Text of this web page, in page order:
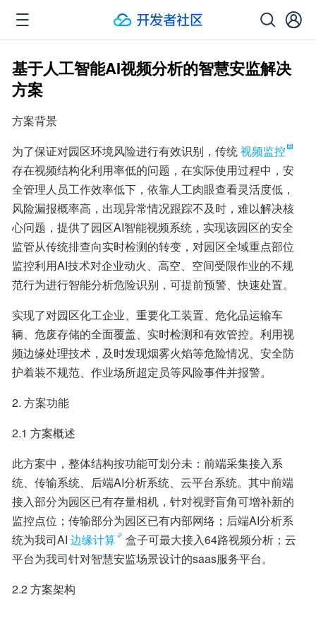
基于人工智能AI视频分析的智慧安监解决
方案
方案背景
为了保证对园区环境风险进行有效识别，传统视频监控
存在视频结构化利用率低的问题，在实际使用过程中，安
全管理人员工作效率低下，依靠人工肉眼查看灵活度低，
风险漏报概率高，出现异常情况跟踪不及时，难以解决核
心问题，提供了园区AI智能视频系统，实现该园区的安全
监管从传统排查向实时检测的转变，对园区全域重点部位
监控利用AI技术对企业动火、高空、空间受限作业的不规
范行为进行智能分析危险识别，可提前预警、快速处置。
实现了对园区化工企业、重要化工装置、危化品运输车
辆、危废存储的全面覆盖、实时检测和有效管控。利用视
频边缘处理技术，及时发现烟雾火焰等危险情况、安全防
护着装不规范、作业场所超定员等风险事件并报警。
2. 方案功能
2.1 方案概述
此方案中，整体结构按功能可划分未：前端采集接入系
统、传输系统、后端AI分析系统、云平台系统。其中前端
接入部分为园区已有存量相机，针对视野盲角可增补新的
监控点位；传输部分为园区已有内部网络；后端AI分析系
统为我司AI 边缘计算
盒子可最大接入64路视频分析；云
平台为我司针对智慧安监场景设计的saas服务平台。
2.2 方案架构